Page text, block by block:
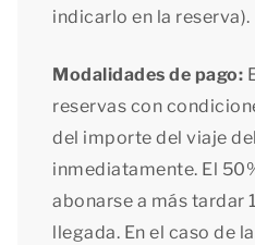
indicarlo en la reserva).
Modalidades de pago:
reservas con
del importe del viaje
inmediatamente. El
abonarse a más tardar
llegada. En el caso de